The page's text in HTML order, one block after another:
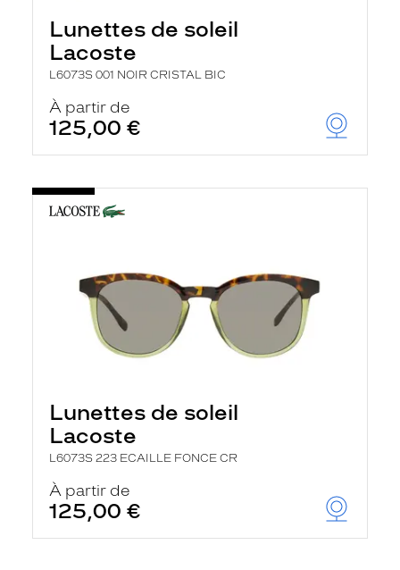
Lunettes de soleil
Lacoste
L6073S 001 NOIR CRISTAL BIC
À partir de
125,00 €
Lunettes de soleil
Lacoste
L6073S 223 ECAILLE FONCE CR
À partir de
125,00 €